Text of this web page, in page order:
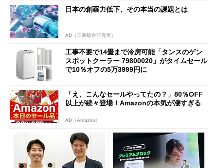
日本の創薬力低下、その本当の課題とは
AD（三菱総合研究所）
工事不要で14畳まで冷房可能「タンスのゲン
スポットクーラー 79800020」がタイムセール
で10％オフの5万3999円に
「え、こんなセールやってたの？」80％OFF
以上が続々登場！Amazonの本気が凄すぎる
AD（Amazon）